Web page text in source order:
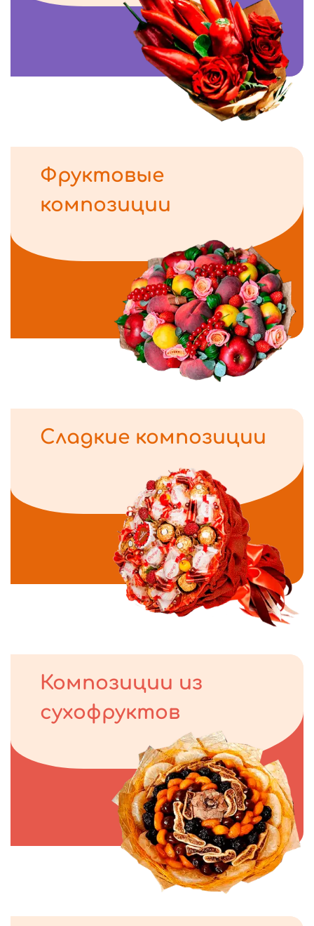
Фруктовые
композиции
Сладкие композиции
Композиции из
сухофруктов